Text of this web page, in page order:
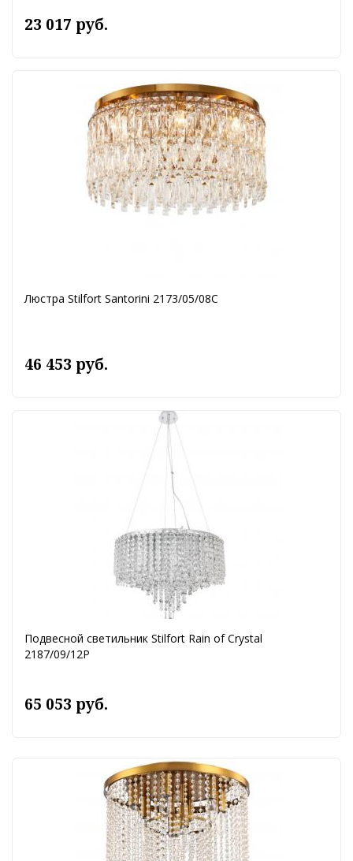
23 017 руб.
Люстра Stilfort Santorini 2173/05/08C
46 453 руб.
Подвесной светильник Stilfort Rain of Crystal
2187/09/12P
65 053 руб.